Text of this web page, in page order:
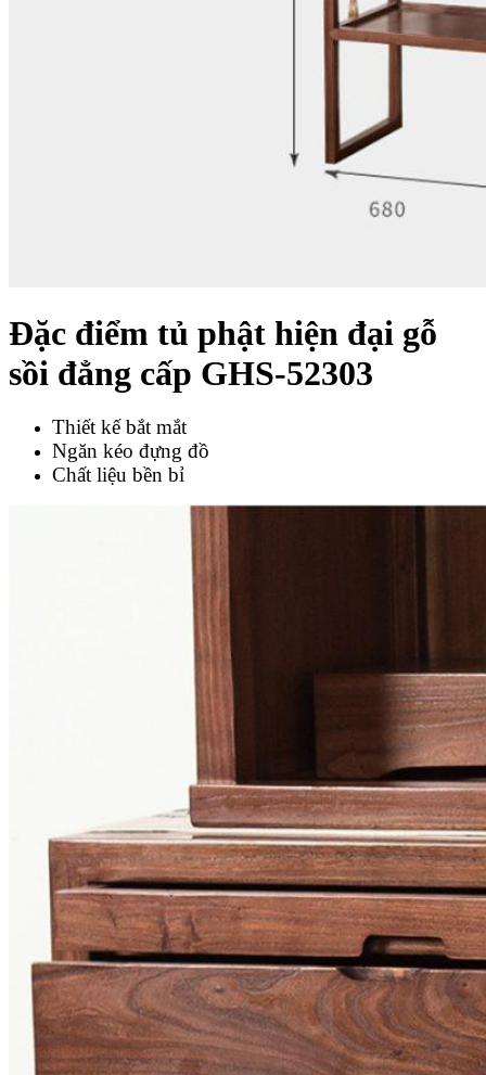
Đặc điểm tủ phật hiện đại gỗ
sồi đẳng cấp GHS-52303
Thiết kế bắt mắt
Ngăn kéo đựng đồ
Chất liệu bền bỉ